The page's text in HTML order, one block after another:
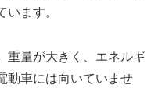
ます。
重量が大きく、エネルギ
動車には向いていませ